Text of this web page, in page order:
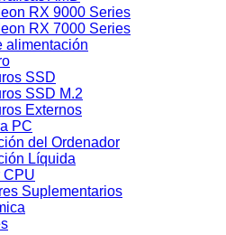
RX 9000 Series
RX 7000 Series
alimentación
SSD
SSD M.2
Externos
PC
del Ordenador
Líquida
CPU
Suplementarios